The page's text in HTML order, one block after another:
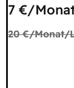
7 €/
20 €/Monat/